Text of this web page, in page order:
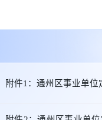
附件1：通州区事业单